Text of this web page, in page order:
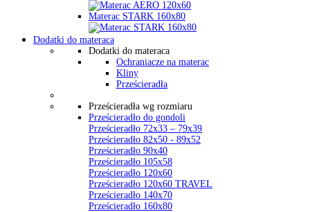
Materac STARK 160x80
Dodatki do materaca
Dodatki do materaca
Ochraniacze na materac
Kliny
Prześcieradła
Prześcieradła wg rozmiaru
Prześcieradło do gondoli
Prześcieradło 72x33 – 79x39
Prześcieradło 82x50 - 89x52
Prześcieradło 90x40
Prześcieradło 105x58
Prześcieradło 120x60
Prześcieradło 120x60 TRAVEL
Prześcieradło 140x70
Prześcieradło 160x80